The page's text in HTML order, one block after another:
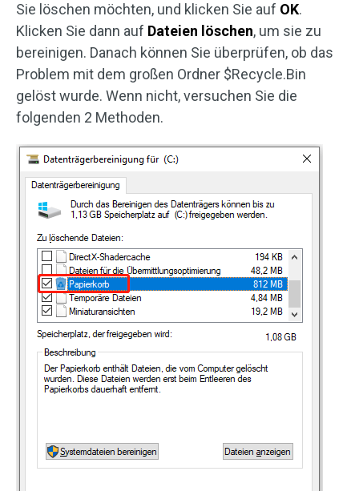
Sie löschen möchten, und klicken Sie auf OK.
Klicken Sie dann auf Dateien löschen, um sie zu
bereinigen. Danach können Sie überprüfen, ob das
Problem mit dem großen Ordner $Recycle.Bin
gelöst wurde. Wenn nicht, versuchen Sie die
folgenden 2 Methoden.